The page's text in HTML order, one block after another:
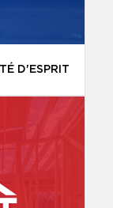
D'ESPRIT